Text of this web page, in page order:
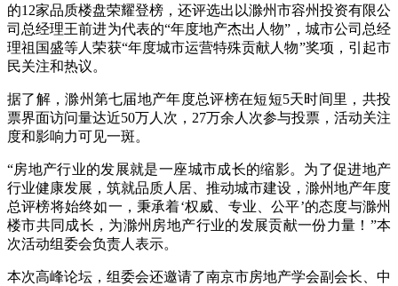
的12家品质楼盘荣耀登榜，还评选出以滁州市容州投资有限公
司总经理王前进为代表的“年度地产杰出人物”，城市公司总经
理祖国盛等人荣获“年度城市运营特殊贡献人物”奖项，引起市
民关注和热议。
据了解，滁州第七届地产年度总评榜在短短5天时间里，共投
票界面访问量达近50万人次，27万余人次参与投票，活动关注
度和影响力可见一斑。
“房地产行业的发展就是一座城市成长的缩影。为了促进地产
行业健康发展，筑就品质人居、推动城市建设，滁州地产年度
总评榜将始终如一，秉承着‘权威、专业、公平’的态度与滁州
楼市共同成长，为滁州房地产行业的发展贡献一份力量！”本
次活动组委会负责人表示。
本次高峰论坛，组委会还邀请了南京市房地产学会副会长、中